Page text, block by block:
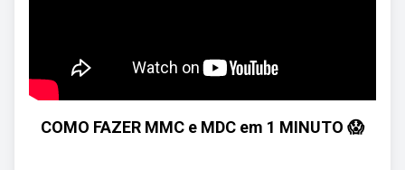
COMO FAZER MMC e MDC em 1 MINUTO 😱